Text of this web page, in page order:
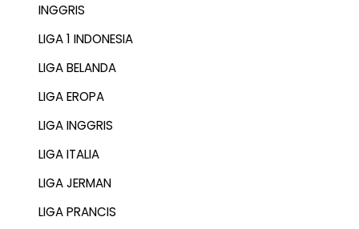
INGGRIS
LIGA 1 INDONESIA
LIGA BELANDA
LIGA EROPA
LIGA INGGRIS
LIGA ITALIA
LIGA JERMAN
LIGA PRANCIS